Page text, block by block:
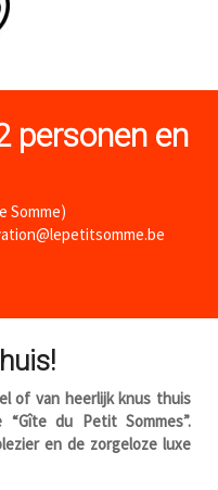
personen en
Somme)
of van heerlijk knus thuis
du Petit Sommes”.
en de zorgeloze luxe